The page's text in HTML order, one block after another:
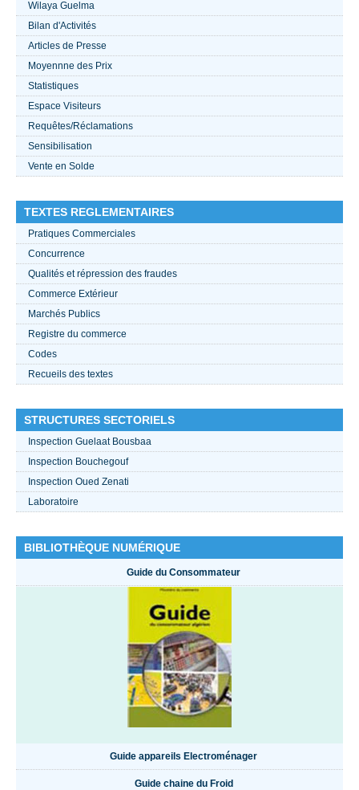
ACTUALITÉS 2021
????
Wilaya Guelma
Bilan d'Activités
Articles de Presse
Moyennne des Prix
Statistiques
Espace Visiteurs
Requêtes/Réclamations
Sensibilisation
Vente en Solde
TEXTES REGLEMENTAIRES
Pratiques Commerciales
Concurrence
Qualités et répression des fraudes
Commerce Extérieur
Marchés Publics
Registre du commerce
Codes
Recueils des textes
STRUCTURES SECTORIELS
Inspection Guelaat Bousbaa
Inspection Bouchegouf
Inspection Oued Zenati
Laboratoire
BIBLIOTHÈQUE NUMÉRIQUE
Guide du Consommateur
Guide appareils Electroménager
Guide chaine du Froid